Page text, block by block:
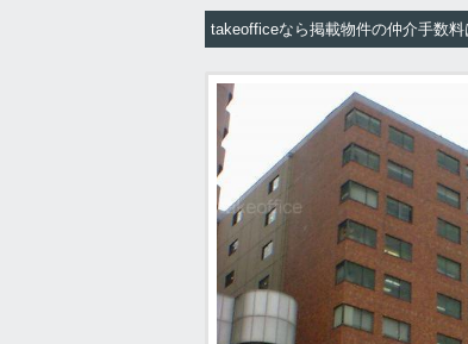
新耐震基準物件
オフィス移転マニュ
会社概要
takeofficeなら掲載物件の仲介手数料